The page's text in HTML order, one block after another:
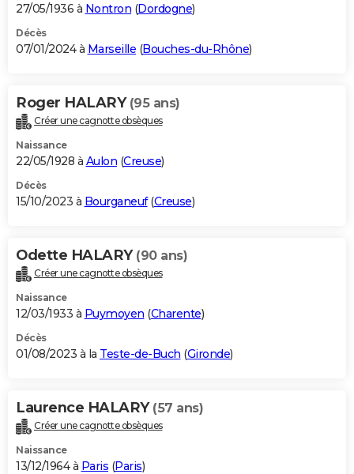
27/05/1936 à Nontron (Dordogne)
Décès
07/01/2024 à Marseille (Bouches-du-Rhône)
Roger HALARY (95 ans)
Créer une cagnotte obsèques
Naissance
22/05/1928 à Aulon (Creuse)
Décès
15/10/2023 à Bourganeuf(Creuse)
Odette HALARY (90 ans)
Créer une cagnotte obsèques
Naissance
12/03/1933 à Puymoyen (Charente)
Décès
01/08/2023 à la Teste-de-Buch (Gironde)
Laurence HALARY (57 ans)
Créer une cagnotte obsèques
Naissance
13/12/1964 à Paris (Paris)